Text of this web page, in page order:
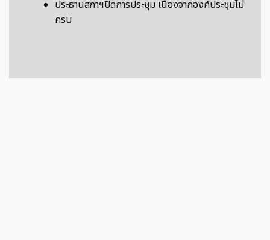
ประธานสภาฯปิดการประชุม เนื่องจากองค์ประชุมไม่
ครบ